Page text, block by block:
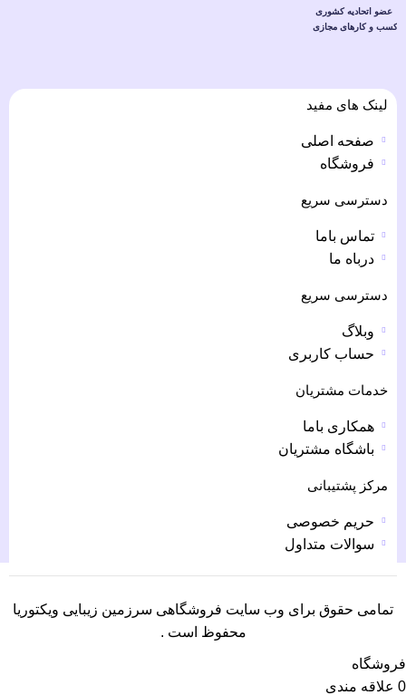
لینک های مفید
صفحه اصلی
فروشگاه
دسترسی سریع
تماس باما
درباه ما
دسترسی سریع
وبلاگ
حساب کاربری
خدمات مشتریان
همکاری باما
باشگاه مشتریان
مرکز پشتیبانی
حریم خصوصی
سوالات متداول
تمامی حقوق برای وب سایت فروشگاهی سرزمین زیبایی ویکتوریا
محفوظ است .
فروشگاه
0 علاقه مندی